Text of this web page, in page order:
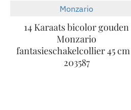
Monzario
14 Karaats bicolor gouden
Monzario
fantasieschakelcollier 45
203587